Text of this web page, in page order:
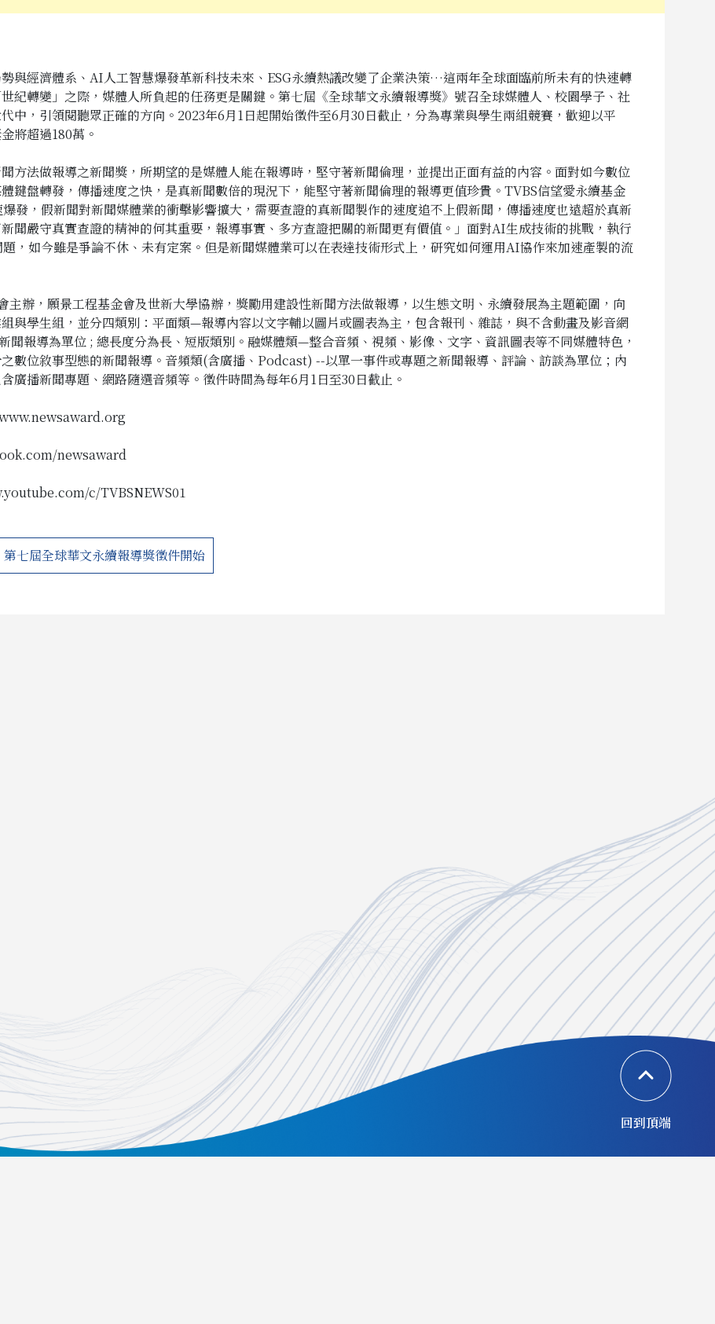
與經濟體系、AI人工智慧爆發革新科技未來、ESG永續熱議改變了企業決策…這兩年全球面臨前所未有的快速轉
紀轉變」之際，媒體人所負起的任務更是關鍵。第七屆《全球華文永續報導獎》號召全球媒體人、校園學子、社
中，引領閱聽眾正確的方向。2023年6月1日起開始徵件至6月30日截止，分為專業與學生兩組競賽，歡迎以平
將超過180萬。
方法做報導之新聞獎，所期望的是媒體人能在報導時，堅守著新聞倫理，並提出正面有益的內容。面對如今數位
鍵盤轉發，傳播速度之快，是真新聞數倍的現況下，能堅守著新聞倫理的報導更值珍貴。TVBS信望愛永續基金
發，假新聞對新聞媒體業的衝擊影響擴大，需要查證的真新聞製作的速度追不上假新聞，傳播速度也遠超於真新
聞嚴守真實查證的精神的何其重要，報導事實、多方查證把關的新聞更有價值。」面對AI生成技術的挑戰，執行
，如今雖是爭論不休、未有定案。但是新聞媒體業可以在表達技術形式上，研究如何運用AI協作來加速產製的流
辦，願景工程基金會及世新大學協辦，獎勵用建設性新聞方法做報導，以生態文明、永續發展為主題範圍，向
與學生組，並分四類別：平面類—報導內容以文字輔以圖片或圖表為主，包含報刊、雜誌，與不含動畫及影音網
聞報導為單位 ; 總長度分為長、短版類別。融媒體類—整合音頻、視頻、影像、文字、資訊圖表等不同媒體特色，
數位敘事型態的新聞報導。音頻類(含廣播、Podcast) --以單一事件或專題之新聞報導、評論、訪談為單位；內
廣播新聞專題、網路隨選音頻等。徵件時間為每年6月1日至30日截止。
newsaward
c/TVBSNEWS01
七屆全球華文永續報導獎徵件開始
回到頂端